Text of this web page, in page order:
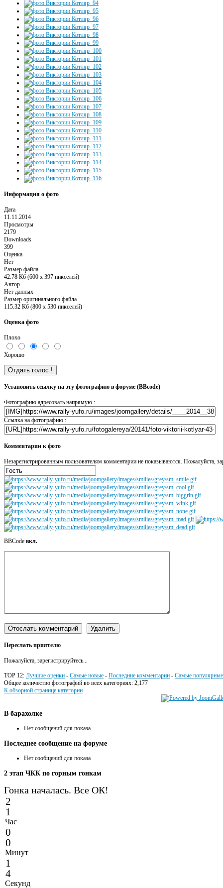
Информация о фото
Дата
11.11.2014
Просмотры
2179
Downloads
399
Оценка
Нет
Размер файла
42.78 Кб (600 x 397 пикселей)
Автор
Нет данных
Размер оригинального файла
115.32 Кб (800 x 530 пикселей)
Оценка фото
Плохо
Хорошо
Установить ссылку на эту фотографию в форуме (BBcode)
Фотографию адресовать напрямую :
Ссылка на фотографию :
Комментарии к фото
Незарегистрированным пользователям комментарии не показываются. Пожалуйста,
BBCode вкл.
Переслать приятелю
Пожалуйста, зарегистрируйтесь...
TOP 12: Лучшие оценки - Самые новые - Последние комментарии - Самые популярные
Общее количество фотографий во всех категориях: 2,177
К обзорной странице категории
В барахолке
Нет сообщений для показа
Последнее сообщение на форуме
Нет сообщений для показа
2 этап ЧКК по горным гонкам
Гонка началась. Все ОК!
2
1
Час
0
0
Минут
1
4
Секунд